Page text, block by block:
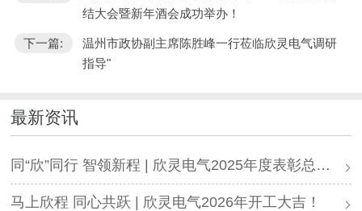
结大会暨新年酒会成功举办！
下一篇:
温州市政协副主席陈胜峰一行莅临欣灵电气调研
指导"
最新资讯
同“欣”同行 智领新程 | 欣灵电气2025年度表彰总结大会暨新年酒会成功举办！
马上欣程 同心共跃 | 欣灵电气2026年开工大吉！